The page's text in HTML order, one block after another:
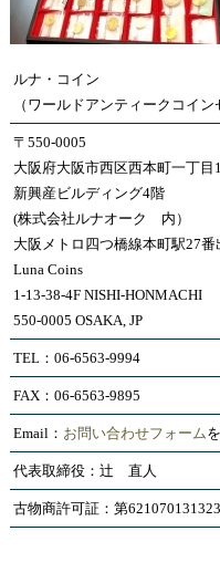
ルナ・コイン
（ワールドアンティークコイン
〒550-0005
大阪府大阪市西区西本町一丁目
新興産ビルディング4階
(株式会社ルナオーク 内）
大阪メトロ四つ橋線本町駅27
Luna Coins
1-13-38-4F NISHI-HONMACHI
550-0005 OSAKA, JP
TEL：06-6563-9994
FAX：06-6563-9895
Email： お問い合わせフォーム
代表取締役：辻 直人
古物商許可証：第